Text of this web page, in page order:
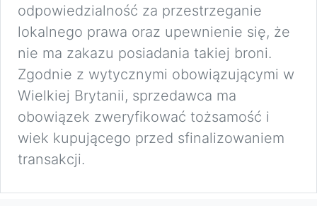
odpowiedzialność za przestrzeganie
lokalnego prawa oraz upewnienie się, że
nie ma zakazu posiadania takiej broni.
Zgodnie z wytycznymi obowiązującymi w
Wielkiej Brytanii, sprzedawca ma
obowiązek zweryfikować tożsamość i
wiek kupującego przed sfinalizowaniem
transakcji.